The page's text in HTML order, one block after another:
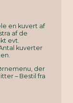
en kuvert af
af de
evt.
kuverter
der
– Bestil fra